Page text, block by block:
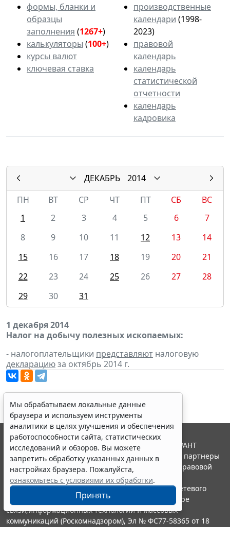
формы, бланки и
образцы
заполнения (1267+)
калькуляторы (100+)
курсы валют
ключевая ставка
производственные
календари (1998-
2023)
правовой
календарь
календарь
статистической
отчетности
календарь
кадровика
ДЕКАБРЬ
2014
ПН
ВТ СР ЧТ ПТ СБ
ВС
1
2 3 4 5 6
7
8
9 10 11 12 13
14
15
16 17 18 19 20
21
22
23 24 25 26 27
28
29
30 31
1 декабря 2014
Налог на добычу полезных ископаемых:
- налогоплательщики представляют налоговую
декларациюза октябрь 2014 г.
Мы обрабатываем локальные данные
браузера и используем инструменты
аналитики в целях улучшения и обеспечения
работоспособности сайта, статистических
исследований и обзоров. Вы можете
запретить обработку указанных данных в
настройках браузера. Пожалуйста,
ознакомьтесь с условиями их обработки.
Принять
© ООО "НПП "ГАРАНТ-СЕРВИС", 2026. Система ГАРАНТ
выпускается с 1990 года. Компания "Гарант" и ее партнеры
являются участниками Российской ассоциации правовой
информации ГАРАНТ.
Портал ГАРАНТ.РУ зарегистрирован в качестве сетевого
издания Федеральной службой по надзору в сфере
связи,информационных технологий и массовых
коммуникаций (Роскомнадзором), Эл № ФС77-58365 от 18